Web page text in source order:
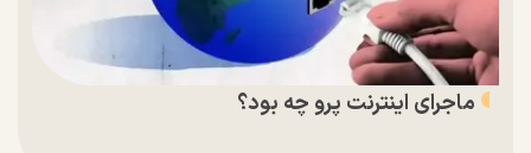
ماجرای اینترنت پرو چه بود؟